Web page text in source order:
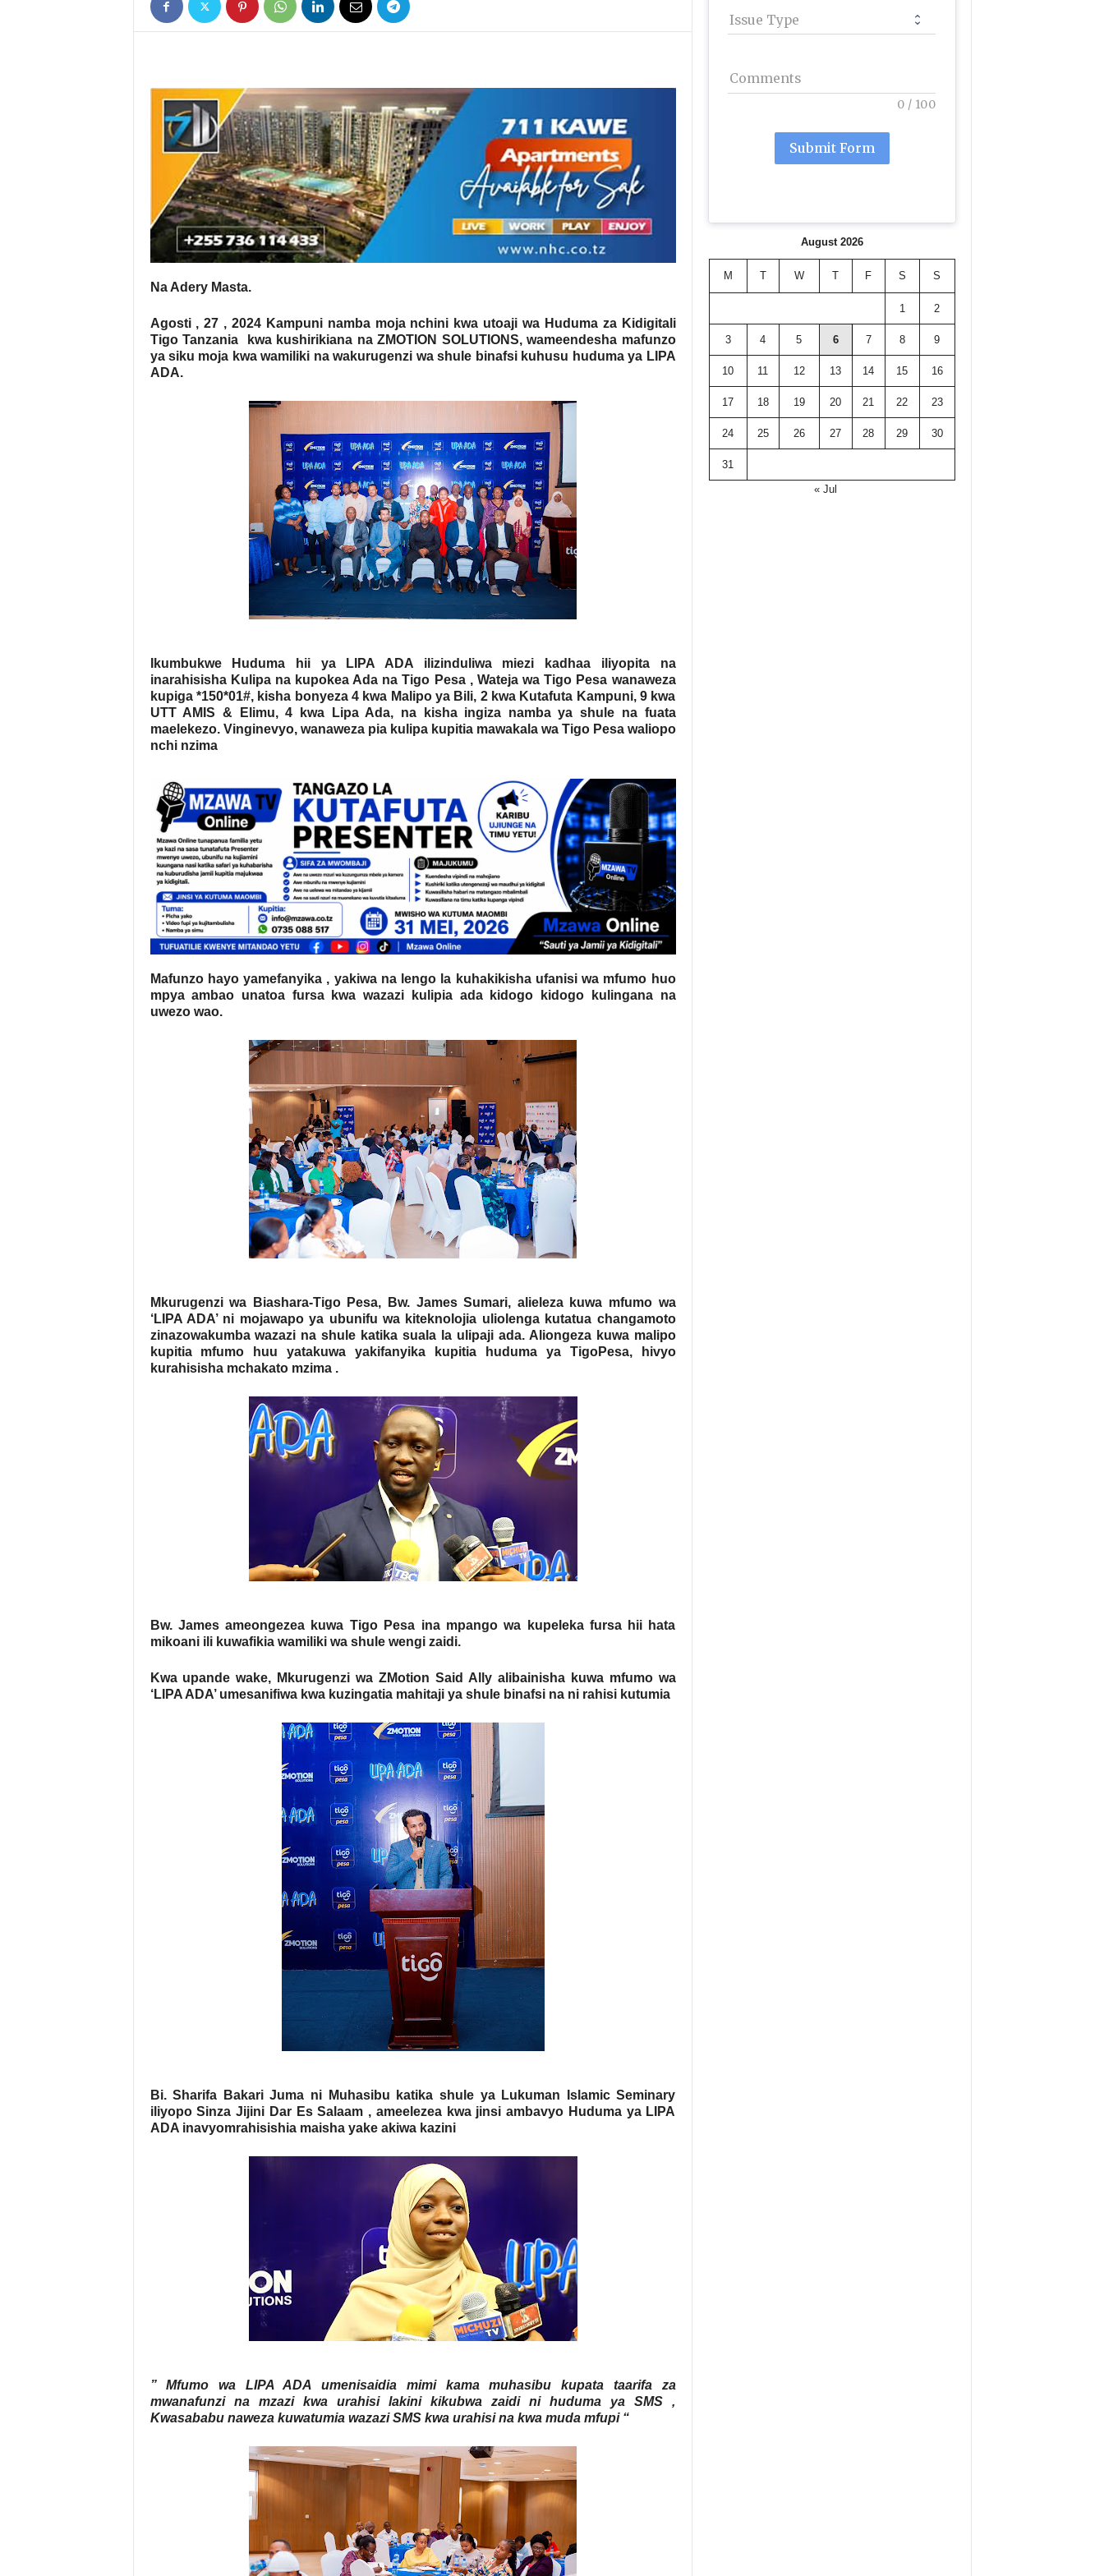
Na Adery Masta.
Agosti , 27 , 2024 Kampuni namba moja nchini kwa utoaji wa Huduma za Kidigitali
Tigo Tanzania kwa kushirikiana na ZMOTION SOLUTIONS, wameendesha mafunzo
ya siku moja kwa wamiliki na wakurugenzi wa shule binafsi kuhusu huduma ya LIPA
ADA.
Ikumbukwe Huduma hii ya LIPA ADA ilizinduliwa miezi kadhaa iliyopita na
inarahisisha Kulipa na kupokea Ada na Tigo Pesa , Wateja wa Tigo Pesa wanaweza
kupiga *150*01#, kisha bonyeza 4 kwa Malipo ya Bili, 2 kwa Kutafuta Kampuni, 9 kwa
UTT AMIS & Elimu, 4 kwa Lipa Ada, na kisha ingiza namba ya shule na fuata
maelekezo. Vinginevyo, wanaweza pia kulipa kupitia mawakala wa Tigo Pesa waliopo
nchi nzima
Mafunzo hayo yamefanyika , yakiwa na lengo la kuhakikisha ufanisi wa mfumo huo
mpya ambao unatoa fursa kwa wazazi kulipia ada kidogo kidogo kulingana na
uwezo wao.
Mkurugenzi wa Biashara-Tigo Pesa, Bw. James Sumari, alieleza kuwa mfumo wa
‘LIPA ADA’ ni mojawapo ya ubunifu wa kiteknolojia uliolenga kutatua changamoto
zinazowakumba wazazi na shule katika suala la ulipaji ada. Aliongeza kuwa malipo
kupitia mfumo huu yatakuwa yakifanyika kupitia huduma ya TigoPesa, hivyo
kurahisisha mchakato mzima .
Bw. James ameongezea kuwa Tigo Pesa ina mpango wa kupeleka fursa hii hata
mikoani ili kuwafikia wamiliki wa shule wengi zaidi.
Kwa upande wake, Mkurugenzi wa ZMotion Said Ally alibainisha kuwa mfumo wa
‘LIPA ADA’ umesanifiwa kwa kuzingatia mahitaji ya shule binafsi na ni rahisi kutumia
Bi. Sharifa Bakari Juma ni Muhasibu katika shule ya Lukuman Islamic Seminary
iliyopo Sinza Jijini Dar Es Salaam , ameelezea kwa jinsi ambavyo Huduma ya LIPA
ADA inavyomrahisishia maisha yake akiwa kazini
” Mfumo wa LIPA ADA umenisaidia mimi kama muhasibu kupata taarifa za
mwanafunzi na mzazi kwa urahisi lakini kikubwa zaidi ni huduma ya SMS ,
Kwasababu naweza kuwatumia wazazi SMS kwa urahisi na kwa muda mfupi “
Issue Type
Comments
0 / 100
Submit Form
August 2026
M T W T F S S
1 2
3 4 5 6 7 8 9
10 11 12 13 14 15 16
17 18 19 20 21 22 23
24 25 26 27 28 29 30
31
« Jul